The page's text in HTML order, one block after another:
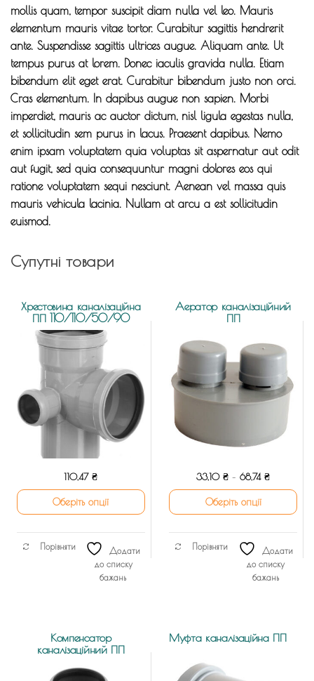
mollis quam, tempor suscipit diam nulla vel leo. Mauris
elementum mauris vitae tortor. Curabitur sagittis hendrerit
ante. Suspendisse sagittis ultrices augue. Aliquam ante. Ut
tempus purus at lorem. Donec iaculis gravida nulla. Etiam
bibendum elit eget erat. Curabitur bibendum justo non orci.
Cras elementum. In dapibus augue non sapien. Morbi
imperdiet, mauris ac auctor dictum, nisl ligula egestas nulla,
et sollicitudin sem purus in lacus. Praesent dapibus. Nemo
enim ipsam voluptatem quia voluptas sit aspernatur aut odit
aut fugit, sed quia consequuntur magni dolores eos qui
ratione voluptatem sequi nesciunt. Aenean vel massa quis
mauris vehicula lacinia. Nullam at arcu a est sollicitudin
euismod.
Супутні товари
Хрестовина каналізаційна
ПП 110/110/50/90
110,47₴
Оберіть опції
Цей
товар
має
можна
вибрати
на
Порівняти
Додати
до списку
бажань
Аератор каналізаційний
ПП
33,10₴ –68,74₴
Оберіть опції
Цей
товар
має
можна
Порівняти
Додати
до списку
бажань
Компенсатор
каналізаційний ПП
Муфта каналізаційна ПП